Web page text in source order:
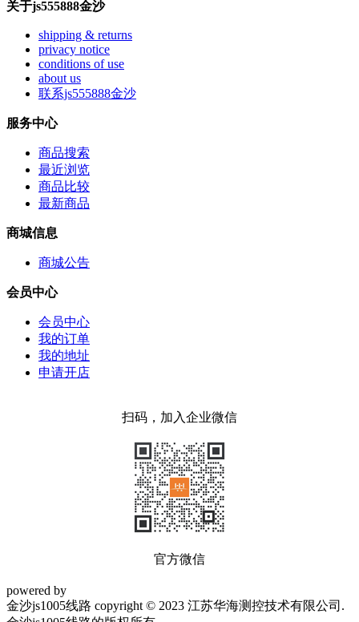
关于js555888金沙
shipping & returns
privacy notice
conditions of use
about us
联系js555888金沙
服务中心
商品搜索
最近浏览
商品比较
最新商品
商城信息
商城公告
会员中心
会员中心
我的订单
我的地址
申请开店
扫码，加入企业微信
官方微信
powered by
金沙js1005线路 copyright © 2023 江苏华海测控技术有限公司.